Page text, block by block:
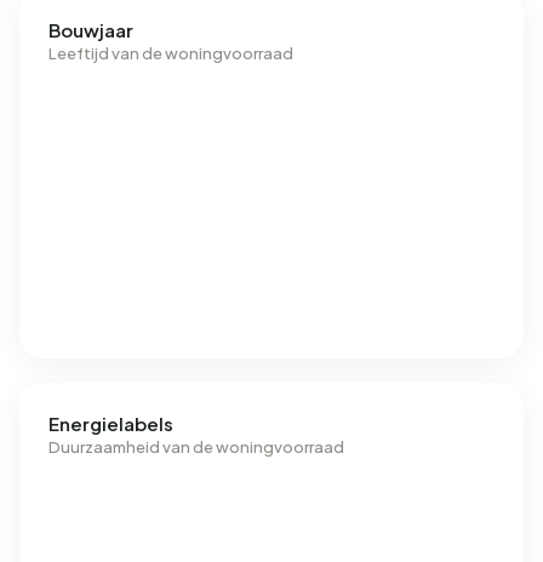
Bouwjaar
Leeftijd van de woningvoorraad
Energielabels
Duurzaamheid van de woningvoorraad